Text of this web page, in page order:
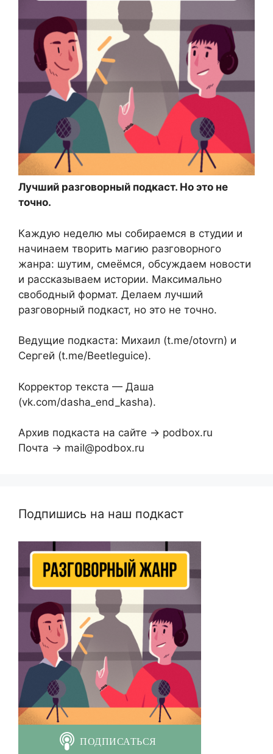
Лучший разговорный подкаст. Но это не
точно.
Каждую неделю мы собираемся в студии и
начинаем творить магию разговорного
жанра: шутим, смеёмся, обсуждаем новости
и рассказываем истории. Максимально
свободный формат. Делаем лучший
разговорный подкаст, но это не точно.
Ведущие подкаста: Михаил (t.me/otovrn) и
Сергей (t.me/Beetleguice).
Корректор текста — Даша
(vk.com/dasha_end_kasha).
Архив подкаста на сайте → podbox.ru
Почта → mail@podbox.ru
Подпишись на наш подкаст